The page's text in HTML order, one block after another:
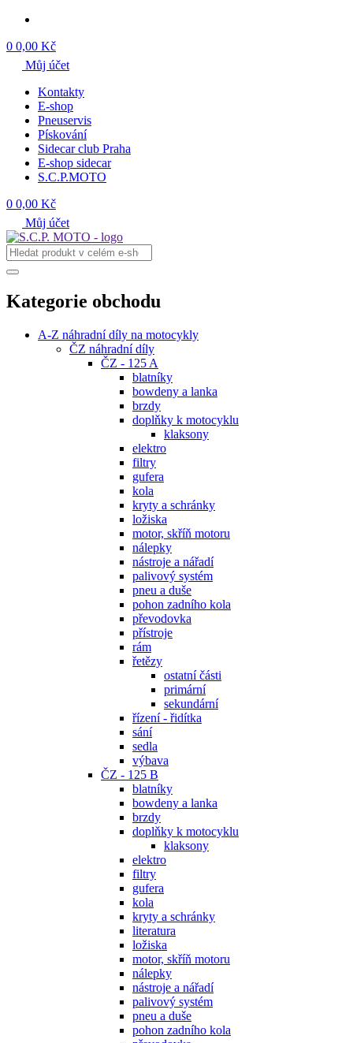
0 0,00 Kč
Můj účet
Kontakty
E-shop
Pneuservis
Pískování
Sidecar club Praha
E-shop sidecar
S.C.P.MOTO
0 0,00 Kč
Můj účet
Kategorie obchodu
A-Z náhradní díly na motocykly
ČZ náhradní díly
ČZ - 125 A
blatníky
bowdeny a lanka
brzdy
doplňky k motocyklu
klaksony
elektro
filtry
gufera
kola
kryty a schránky
ložiska
motor, skříň motoru
nálepky
nástroje a nářadí
palivový systém
pneu a duše
pohon zadního kola
převodovka
přístroje
rám
řetězy
ostatní části
primární
sekundární
řízení - řidítka
sání
sedla
výbava
ČZ - 125 B
blatníky
bowdeny a lanka
brzdy
doplňky k motocyklu
klaksony
elektro
filtry
gufera
kola
kryty a schránky
literatura
ložiska
motor, skříň motoru
nálepky
nástroje a nářadí
palivový systém
pneu a duše
pohon zadního kola